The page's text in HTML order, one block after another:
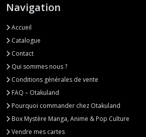
Navigation
Accueil
Catalogue
Contact
Qui sommes nous ?
Conditions générales de vente
FAQ – Otakuland
Pourquoi commander chez Otakuland
Box Mystère Manga, Anime & Pop Culture
Vendre mes cartes